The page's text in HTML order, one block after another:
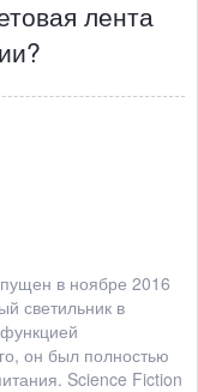
лента
в ноябре 2016
светильник в
он был полностью
Science Fiction